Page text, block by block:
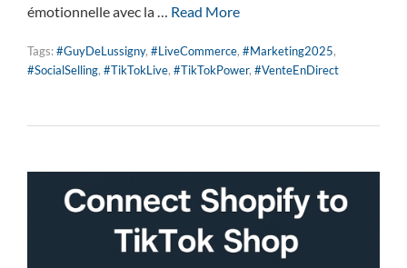
émotionnelle avec la … Read More
Tags:#GuyDeLussigny, #LiveCommerce, #Marketing2025,
#SocialSelling, #TikTokLive, #TikTokPower, #VenteEnDirect